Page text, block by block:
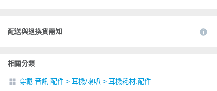
配送與退換貨需知
相關分類
穿戴 音訊 配件 > 耳機/喇叭 > 耳機耗材.配件